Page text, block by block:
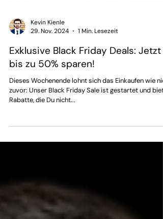
Kevin Kienle
29. Nov. 2024
1 Min. Lesezeit
Exklusive Black Friday Deals: Jetzt
bis zu 50% sparen!
Dieses Wochenende lohnt sich das Einkaufen wie nie